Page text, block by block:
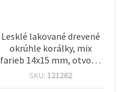
Lesklé lakované drevené
okrúhle korálky, mix
farieb 14x15 mm, otvor 4
mm – sada 10 ks na
SKU: 121262